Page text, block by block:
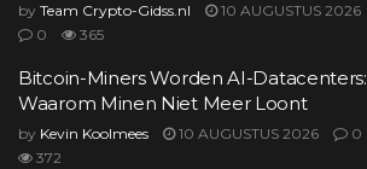
by Team Crypto-Gidss.nl
10 AUGUSTUS 2026
0
365
Bitcoin-Miners Worden AI-Datacenters:
Waarom Minen Niet Meer Loont
by Kevin Koolmees 10 AUGUSTUS 2026
0
372